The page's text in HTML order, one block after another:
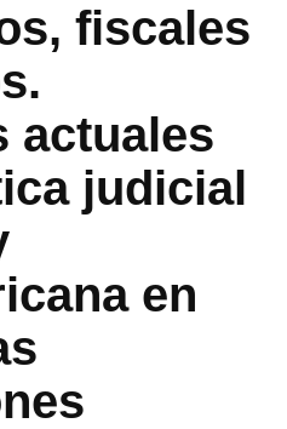
fiscales
actuales
judicial
en